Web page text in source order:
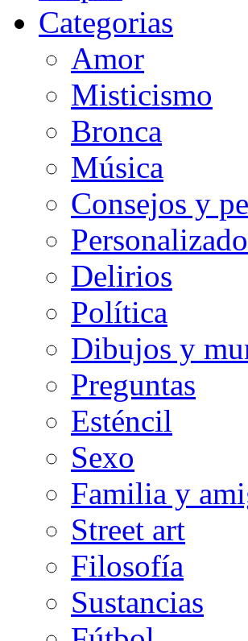
Categorias
Amor
Misticismo
Bronca
Música
Consejos y
Delirios
Política
Dibujos y
Preguntas
Esténcil
Sexo
Familia y
Street art
Filosofía
Sustancias